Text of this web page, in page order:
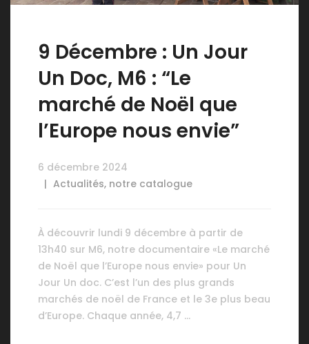
9 Décembre : Un Jour
Un Doc, M6 : “Le
marché de Noël que
l’Europe nous envie”
6 décembre 2024
Actualités, notre catalogue
À découvrir lundi 9 décembre à partir de
13h40 sur M6, notre documentaire «Le marché
de Noël que l’Europe nous envie» pour Un
Jour Un doc. C’est l’un des plus grands
marchés de noël de France et le 3e plus beau
d’Europe. Chaque année, 4,7 …